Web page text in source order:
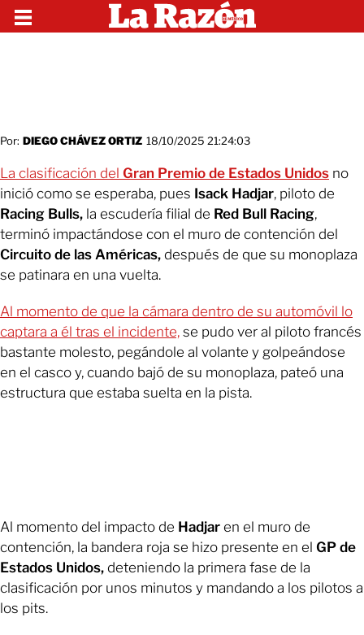
Por: DIEGO CHÁVEZ ORTIZ 18/10/2025 21:24:03
La clasificación del Gran Premio de Estados Unidos no
inició como se esperaba, pues Isack Hadjar, piloto de
Racing Bulls, la escudería filial de Red Bull Racing,
terminó impactándose con el muro de contención del
Circuito de las Américas, después de que su monoplaza
se patinara en una vuelta.
Al momento de que la cámara dentro de su automóvil lo
captara a él tras el incidente, se pudo ver al piloto francés
bastante molesto, pegándole al volante y golpeándose
en el casco y, cuando bajó de su monoplaza, pateó una
estructura que estaba suelta en la pista.
Al momento del impacto de Hadjar en el muro de
contención, la bandera roja se hizo presente en el GP de
Estados Unidos, deteniendo la primera fase de la
clasificación por unos minutos y mandando a los pilotos a
los pits.